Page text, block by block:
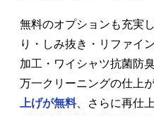
無料のオプションも充実
り・しみ抜き・リファイ
加工・ワイシャツ抗菌防
万一クリーニングの仕上
上げが無料、さらに再仕